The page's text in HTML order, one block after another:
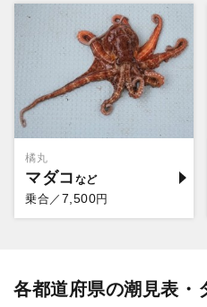
橘丸
マダコ
乗合／ 7,500円
各都道府県の潮見表・